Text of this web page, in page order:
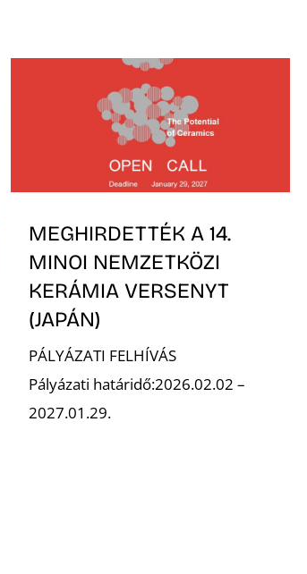
MEGHIRDETTÉK A 14.
MINOI NEMZETKÖZI
KERÁMIA VERSENYT
(JAPÁN)
PÁLYÁZATI FELHÍVÁS
Pályázati határidő:2026.02.02 –
2027.01.29.